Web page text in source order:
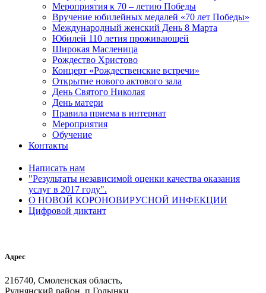
Мероприятия к 70 – летию Победы
Вручение юбилейных медалей «70 лет Победы»
Международный женский День 8 Марта
Юбилей 110 летия проживающей
Широкая Масленица
Рождество Христово
Концерт «Рождественские встречи»
Открытие нового актового зала
День Святого Николая
День матери
Правила приема в интернат
Мероприятия
Обучение
Контакты
Написать нам
"Результаты независимой оценки качества оказания
услуг в 2017 году".
О НОВОЙ КОРОНОВИРУСНОЙ ИНФЕКЦИИ
Цифровой диктант
Адрес
216740, Смоленская область,
Руднянский район, п.Голынки,